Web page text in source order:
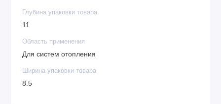
Глубина упаковки товара
11
Область применения
Для систем отопления
Ширина упаковки товара
8.5